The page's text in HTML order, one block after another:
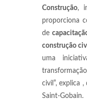
Construção,
proporciona
de
construção
uma
civil”, explica
Saint-